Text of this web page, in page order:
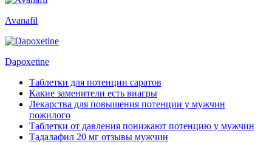
Avanafil
Dapoxetine
Таблетки для потенции саратов
Какие заменители есть виагры
Лекарства для повышения потенции у мужчин
пожилого
Таблетки от давления понижают потенцию у мужчин
Тадалафил 20 мг отзывы мужчин